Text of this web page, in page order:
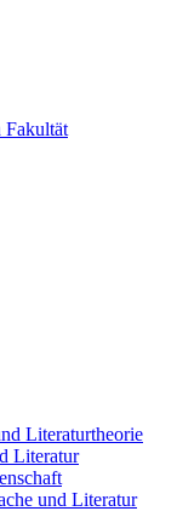
Fakultät
Literaturtheorie
Literatur
und Literatur